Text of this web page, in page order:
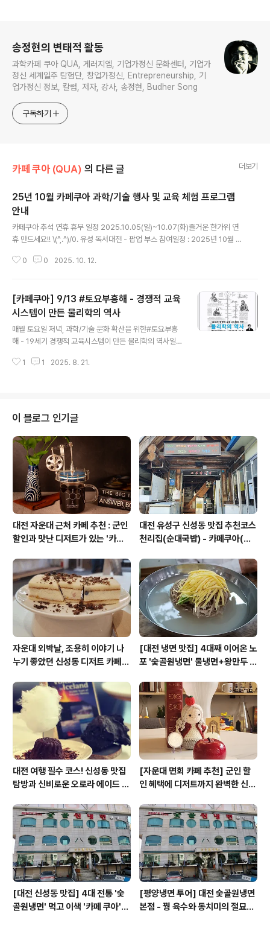
송정현의 변태적 활동
과학카페 쿠아 QUA, 게러지엠, 기업가정신 문화센터, 기업가
정신 세계일주 탐험단, 창업가정신, Entrepreneurship, 기
업가정신 정보, 칼럼, 저자, 강사, 송정현, Budher Song
구독하기
카페 쿠아 (QUA) 의 다른 글 더보기
25년 10월 카페쿠아 과학/기술 행사 및 교육 체험 프로그램
안내
카페쿠아 추석 연휴 휴무 일정 2025.10.05(일)~10.07(화)즐거운 한가위 연
휴 만드세요!! \(^,.^)/​0. 유성 독서대전 - 팝업 부스 참여일정 : 2025년 10월 11
미케미랩 🧪 with (주)리윤바이오 (8+, 어린이, 청소년 권장)하반기 1회차: 공룡
의 크기 변화를 직접 관찰해보아요. 🐍당근 삼투압 실험 : 설탕을 뿌린 당근에
어떤 변화가 일어나는지 확인해 보세요! ✏️교과 과정 연계 : 물질의 상태, 세포
의 특성..
0 0 2025. 10. 12.
[카페쿠아] 9/13 #토요부흥해 - 경쟁적 교육
시스템이 만든 물리학의 역사
매월 토요일 저녁, 과학/기술 문화 확산을 위한#토요부흥
해 - 19세기 경쟁적 교육시스템이 만든 물리학의 역사일정
교 박민아 교수(tvN 벌거벗은 세계사 출연 외 과학책 다수
고전역학의 발전과 그 특징 등장소 : 카페쿠아 QUA (대전
시 유성구 신성로61번안길 53)비용 : 1인당 1만원문의 : 0
42-867-5897 sciencecafekorea@gmail.com신
청 : https://forms.gle/Q7vooY1c8bPmPgJs7#과
학기술사 #역사 #과학..
1 1 2025. 8. 21.
이 블로그 인기글
대전 자운대 근처 카페 추천 : 군인
할인과 맛난 디저트가 있는 '카페
대전 유성구 신성동 맛집 추천코스
천리집(순대국밥) - 카페쿠아(커
자운대 외박날, 조용히 이야기 나
누기 좋았던 신성동 디저트 카페
[대전 냉면 맛집] 4대째 이어온 노
포 '숯골원냉면' 물냉면+왕만두 조
대전 여행 필수 코스! 신성동 맛집
탐방과 신비로운 오로라 에이드 체
[자운대 면회 카페 추천] 군인 할
인 혜택에 디저트까지 완벽한 신성
[대전 신성동 맛집] 4대 전통 '숯
골원냉면' 먹고 이색 '카페 쿠아'로
[평양냉면 투어] 대전 숯골원냉면
본점 - 꿩 육수와 동치미의 절묘한